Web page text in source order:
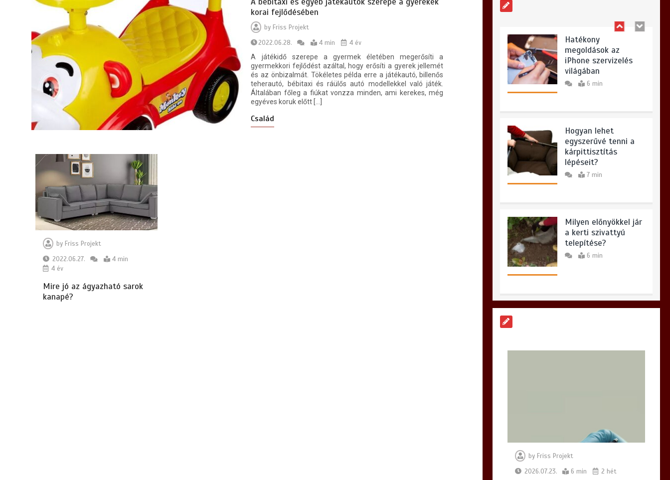
korai fejlődésében
byFriss Projekt
2022.06.28.
4 min
4 év
A játékidő szerepe a gyermek életében megerősíti a
gyermekkori fejlődést azáltal, hogy erősíti a gyerek jellemét
és az önbizalmát. Tökéletes példa erre a játékautó, billenős
teherautó, bébitaxi és ráülős autó modellekkel való játék.
Általában főleg a fiúkat vonzza minden, ami kerekes, még
egyéves koruk előtt […]
Család
by Friss Projekt
2022.06.27.
4 min
4 év
Mire jó az ágyazható sarok
kanapé?
Hatékony
megoldások az
iPhone szervizelés
világában
6 min
Hogyan lehet
egyszerűvé tenni a
kárpittisztítás
lépéseit?
7 min
Milyen előnyökkel jár
a kerti szivattyú
telepítése?
6 min
világában
by Friss Projekt
2026.07.23.
6 min 2 hét